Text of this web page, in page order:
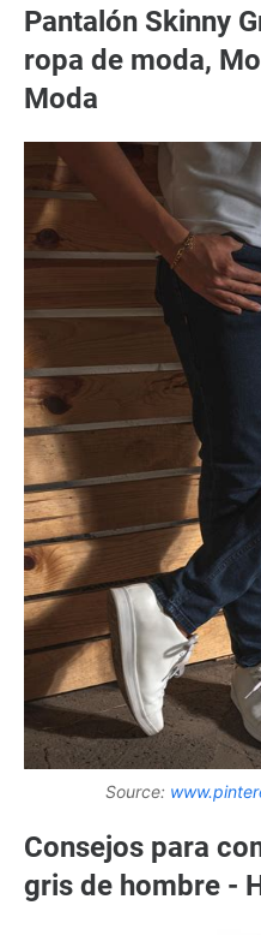
Pantalón Skinny
ropa de moda,
Moda
Source:
Consejos para
gris de hombre -